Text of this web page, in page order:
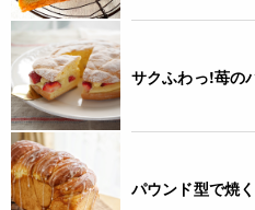
サクふわっ!苺の
パウンド型で焼